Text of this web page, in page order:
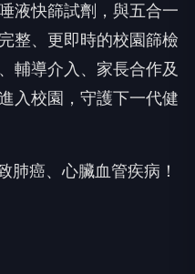
液快篩試劑，與五合一
整、更即時的校園篩檢
輔導介入、家長合作及
入校園，守護下一代健
癌、心臟血管疾病！